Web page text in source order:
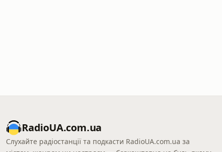
RadioUA.com.ua
Слухайте радіостанції та подкасти RadioUA.com.ua за